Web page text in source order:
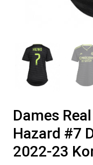
Dames
Hazard #7
2022-23